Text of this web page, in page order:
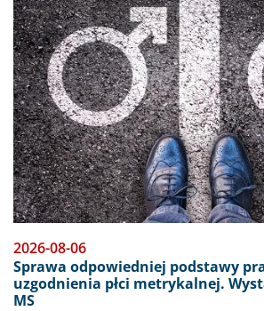
2026-08-06
Sprawa odpowiedniej podstawy
uzgodnienia płci metrykalnej.
MS